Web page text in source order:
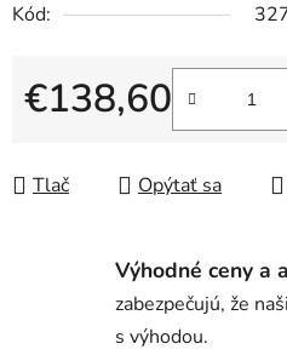
Kód:
€138,60
Tlač Opýtať sa
Výhodné ceny a
zabezpečujú, že
s výhodou.